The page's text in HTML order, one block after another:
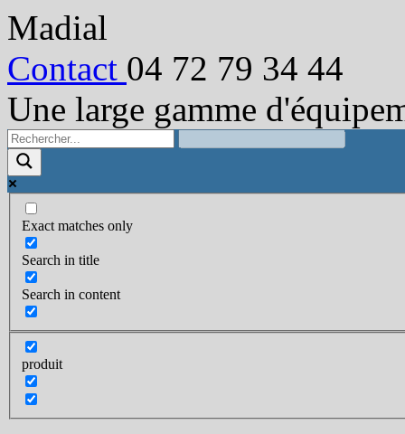
Madial
Contact 04 72 79 34 44
Une large gamme
Exact matches only
Search in title
Search in content
produit